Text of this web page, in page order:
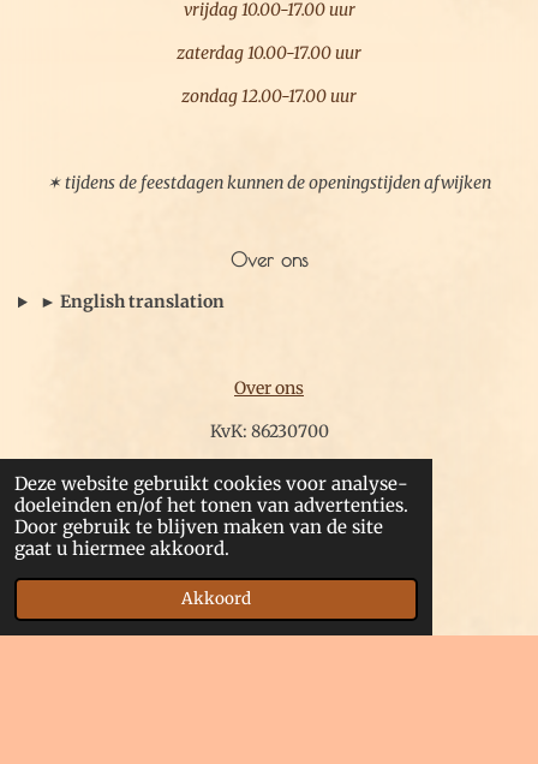
Deze website gebruikt cookies voor analyse-
doeleinden en/of het tonen van advertenties.
Door gebruik te blijven maken van de site
gaat u hiermee akkoord.
Akkoord
vrijdag 10.00-17.00 uur
zaterdag 10.00-17.00 uur
zondag 12.00-17.00 uur
✶ tijdens de feestdagen kunnen de openingstijden afwijken
Over ons
► English translation
Over ons
KvK: 86230700
BTW: NL004211458B89
IBAN: NL67RABO0304178918
routebeschrijving